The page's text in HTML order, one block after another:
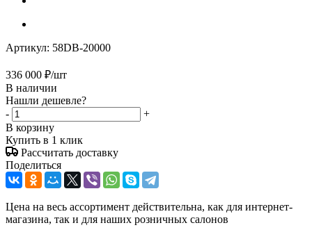
Артикул: 58DB-20000
336 000 ₽/шт
В наличии
Нашли дешевле?
-
+
В корзину
Купить в 1 клик
Рассчитать доставку
Поделиться
Цена на весь ассортимент действительна, как для интернет-
магазина, так и для наших розничных салонов